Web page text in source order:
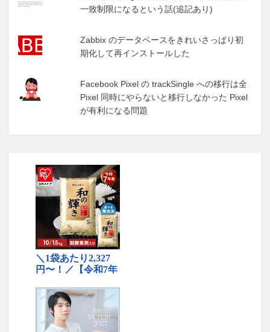
一致制限になるという話(追記あり)
Zabbix のデータベースをきれいさっぱり初
期化して再インストールした
Facebook Pixel の trackSingle への移行は全
Pixel 同時にやらないと移行しなかった Pixel
が有利になる問題